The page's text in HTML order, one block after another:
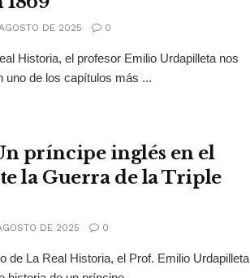
DE 2025 0
Historia, el profesor Emilio Urdapilleta nos
uno de los capítulos más ...
príncipe inglés en el
la Guerra de la Triple
DE 2025 0
de La Real Historia, el Prof. Emilio Urdapilleta